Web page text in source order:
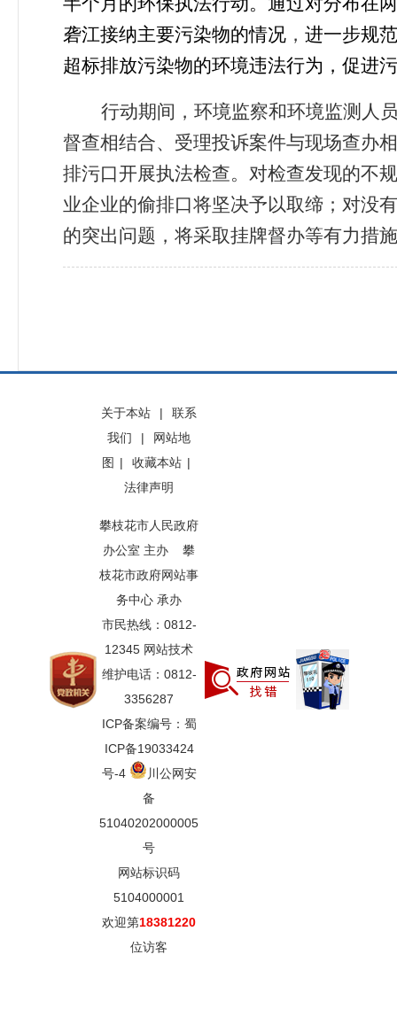
砻江接纳主要污染物的情况 ， 进一步规
超标排放污染物的环境违法行为，促进
行动期间，环境监察和环境监测人
督查相结合、受理投诉案件与现场查办
排污口开展执法检查。对检查发现的不
业企业的偷排口将坚决予以取缔；对没
的突出问题，将采取挂牌督办等有力措
关于本站 |
联系
我们
|
网站地
图 | 收藏本站 |
法律声明
攀枝花市人民政府
办公室 主办 攀
枝花市政府网站事
务中心 承办
市民热线：0812-
12345 网站技术
维护电话：0812-
3356287
ICP备案编号：蜀
ICP备19033424
号-4
川公网安
备
51040202000005
号
网站标识码
5104000001
欢迎第18381220
位访客